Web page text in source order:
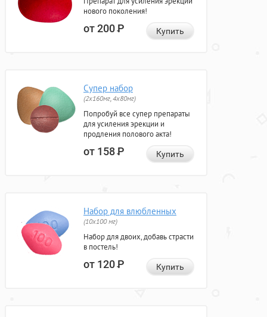
нового поколения!
от 200Р Купить
Супер набор
(2х160мг, 4х80мг)
Попробуй все супер препараты
для усиления эрекции и
продления полового акта!
от 158Р Купить
Набор для влюбленных
(10х100 мг)
Набор для двоих, добавь страсти
в постель!
от 120Р Купить